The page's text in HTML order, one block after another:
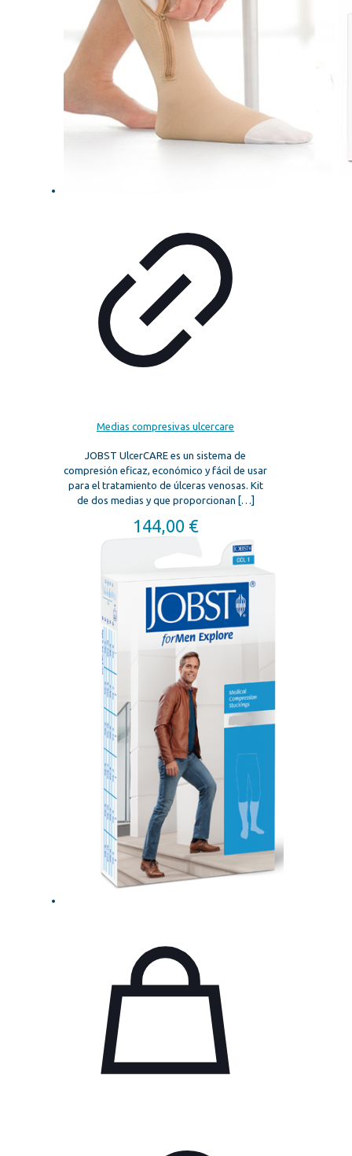
Medias compresivas ulcercare
JOBST UlcerCARE es un sistema de
compresión eficaz, económico y fácil de usar
para el tratamiento de úlceras venosas. Kit
de dos medias y que proporcionan […]
144,00 €